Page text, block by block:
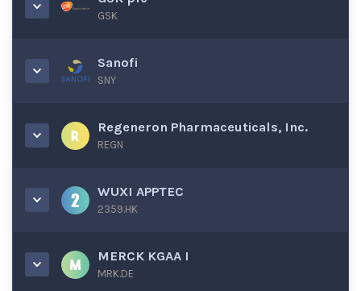
GSK
Sanofi
SNY
Regeneron Pharmaceuticals, Inc.
REGN
WUXI APPTEC
2359.HK
MERCK KGAA I
MRK.DE